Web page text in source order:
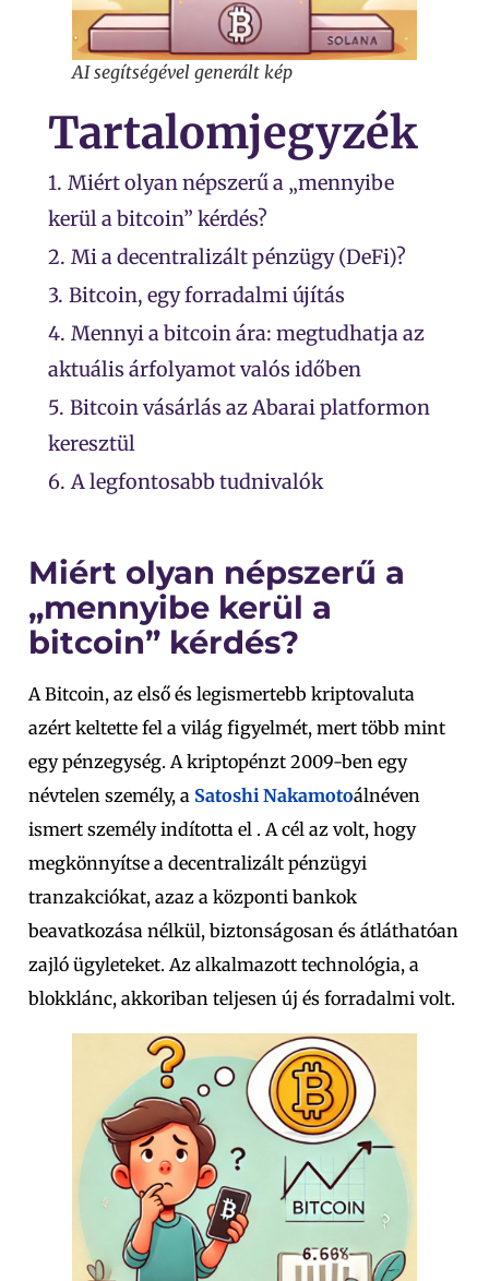
AI segítségével generált kép
Tartalomjegyzék
1. Miért olyan népszerű a „mennyibe
kerül a bitcoin” kérdés?
2. Mi a decentralizált pénzügy (DeFi)?
3. Bitcoin, egy forradalmi újítás
4. Mennyi a bitcoin ára: megtudhatja az
aktuális árfolyamot valós időben
5. Bitcoin vásárlás az Abarai platformon
keresztül
6. A legfontosabb tudnivalók
Miért olyan népszerű a
„mennyibe kerül a
bitcoin” kérdés?
A Bitcoin, az első és legismertebb kriptovaluta
azért keltette fel a világ figyelmét, mert több mint
egy pénzegység. A kriptopénzt 2009-ben egy
névtelen személy, a Satoshi Nakamotoálnéven
ismert személy indította el . A cél az volt, hogy
megkönnyítse a decentralizált pénzügyi
tranzakciókat, azaz a központi bankok
beavatkozása nélkül, biztonságosan és átláthatóan
zajló ügyleteket. Az alkalmazott technológia, a
blokklánc, akkoriban teljesen új és forradalmi volt.